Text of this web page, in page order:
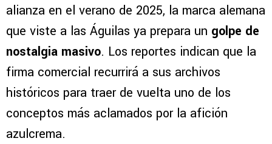
alianza en el verano de 2025, la marca alemana
que viste a las Águilas ya prepara un golpe de
nostalgia masivo. Los reportes indican que la
firma comercial recurrirá a sus archivos
históricos para traer de vuelta uno de los
conceptos más aclamados por la afición
azulcrema.